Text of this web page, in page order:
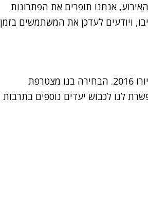
אנחנו תופרים את הפתרונות
ויודעים לעדכן את המשתמשים בזמן
"היה לנו כבוד גדול להבחר על ידי EUFA כאפליקציה רשמית של יורו 2016. הבחירה בנו מצטרפת
לנו לכבוש יעדים נוספים בתרבות